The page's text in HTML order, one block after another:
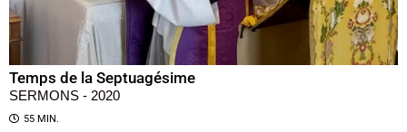
Temps de la Septuagésime
SERMONS - 2020
55 MIN.